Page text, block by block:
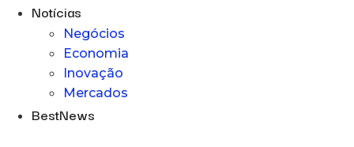
Notícias
Negócios
Economia
Inovação
Mercados
BestNews